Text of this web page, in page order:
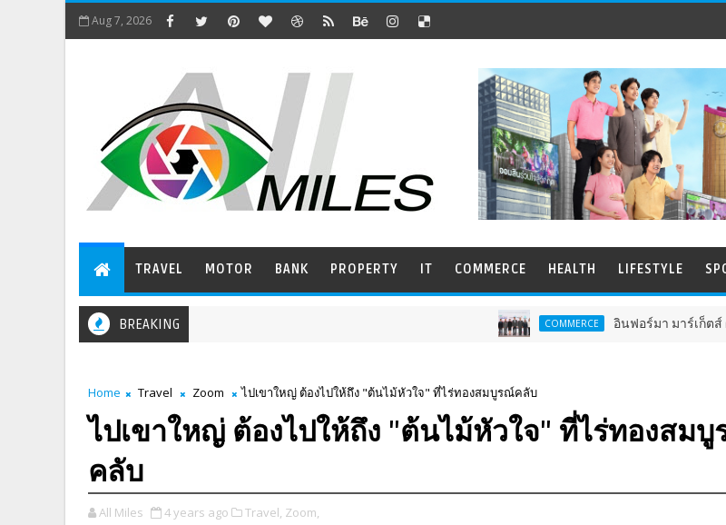
Aug 7, 2026
TRAVEL MOTOR BANK PROPERTY IT COMMERCE HEALTH LIFESTYLE
BREAKING COMMERCE อินฟอร์มา มาร์เก็ตส์ ผนึกเครือข่ายธุรกิ
Home Travel Zoom ไปเขาใหญ่ ต้องไปให้ถึง "ต้นไม้หัวใจ" ที่ไร่ทองสมบูรณ์คลับ
ไปเขาใหญ่ ต้องไปให้ถึง "ต้นไม้หัวใจ" ที่ไร่ทองสม
คลับ
All Miles 4 years ago Travel, Zoom,